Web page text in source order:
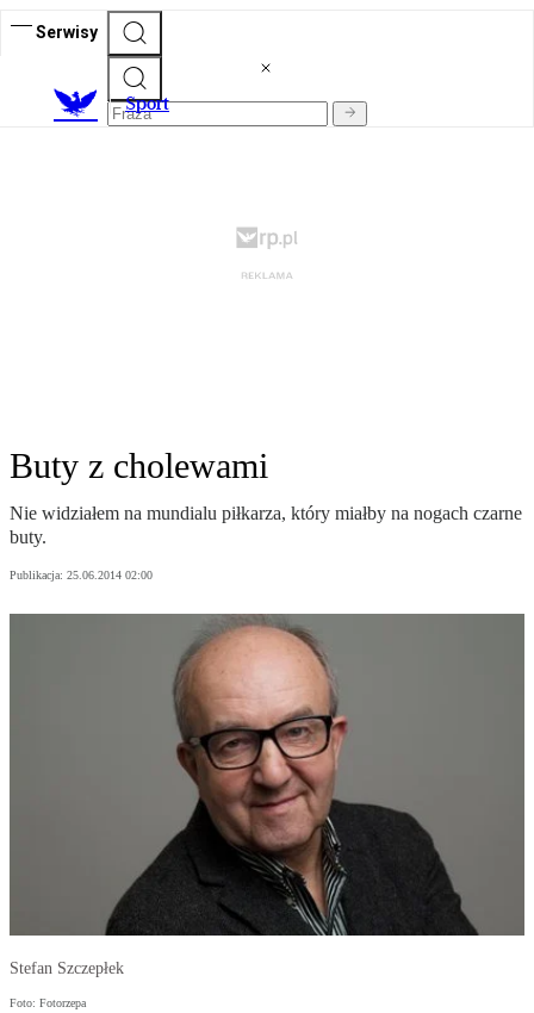
Serwisy
Sport
Buty z cholewami
Nie widziałem na mundialu piłkarza, który miałby na nogach czarne
buty.
Publikacja: 25.06.2014 02:00
Stefan Szczepłek
Foto: Fotorzepa